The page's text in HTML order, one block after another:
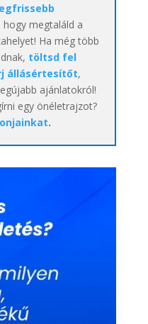
hogy megtaláld a
Ha még több
töltsd fel
állásértesítőt,
ajánlatokról!
egy önéletrajzot?
.